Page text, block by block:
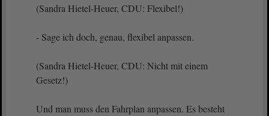
(Sandra Hietel-Heuer, CDU: Flexibel!)
- Sage ich doch, genau, flexibel anpassen.
(Sandra Hietel-Heuer, CDU: Nicht mit einem
Gesetz!)
Und man muss den Fahrplan anpassen. Es besteht